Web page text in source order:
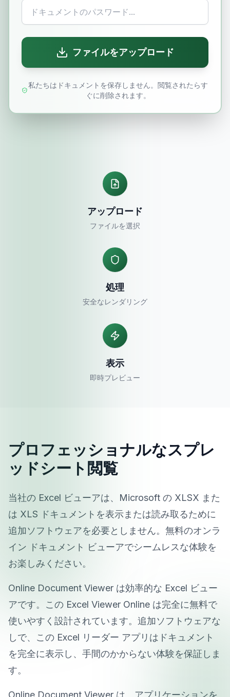
ファイルをアップロード
私たちはドキュメントを保存しません。閲覧されたらす
ぐに削除されます。
アップロード
ファイルを選択
処理
安全なレンダリング
表示
即時プレビュー
プロフェッショナルなスプレ
ッドシート閲覧
当社の Excel ビューアは、Microsoft の XLSX また
は XLS ドキュメントを表示または読み取るために
追加ソフトウェアを必要としません。無料のオンラ
イン ドキュメント ビューアでシームレスな体験を
お楽しみください。
Online Document Viewer は効率的な Excel ビュー
アです。この Excel Viewer Online は完全に無料で
使いやすく設計されています。追加ソフトウェアな
しで、この Excel リーダー アプリはドキュメント
を完全に表示し、手間のかからない体験を保証しま
す。
Online Document Viewer は、アプリケーションを